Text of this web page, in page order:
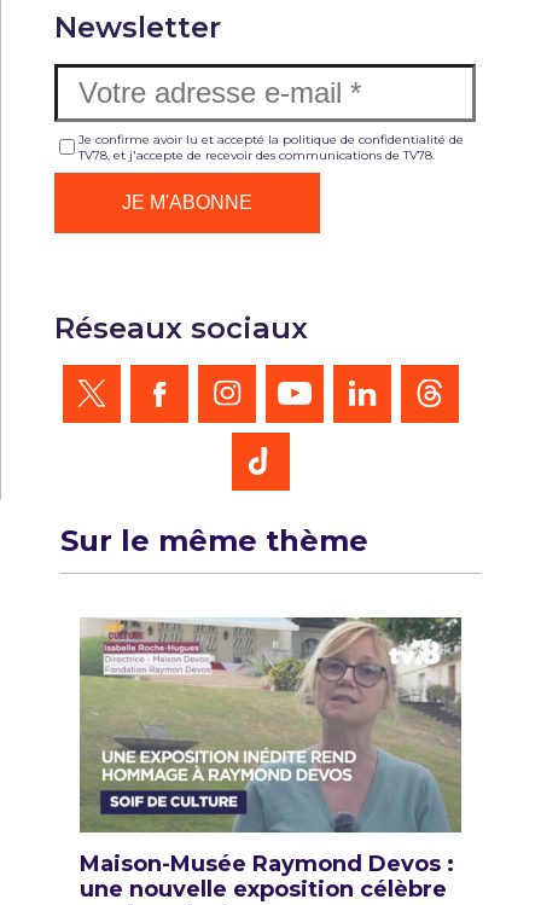
Newsletter
Je confirme avoir lu et accepté la politique de confidentialité de
TV78, et j'accepte de recevoir des communications de TV78.
Réseaux sociaux
Sur le même thème
Maison-Musée Raymond Devos :
une nouvelle exposition célèbre